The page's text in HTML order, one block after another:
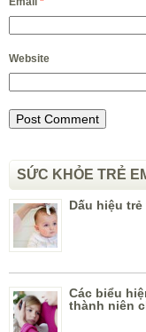
Website
SỨC KHỎE TRẺ
Dấu hiệu
Các biểu
thành niên